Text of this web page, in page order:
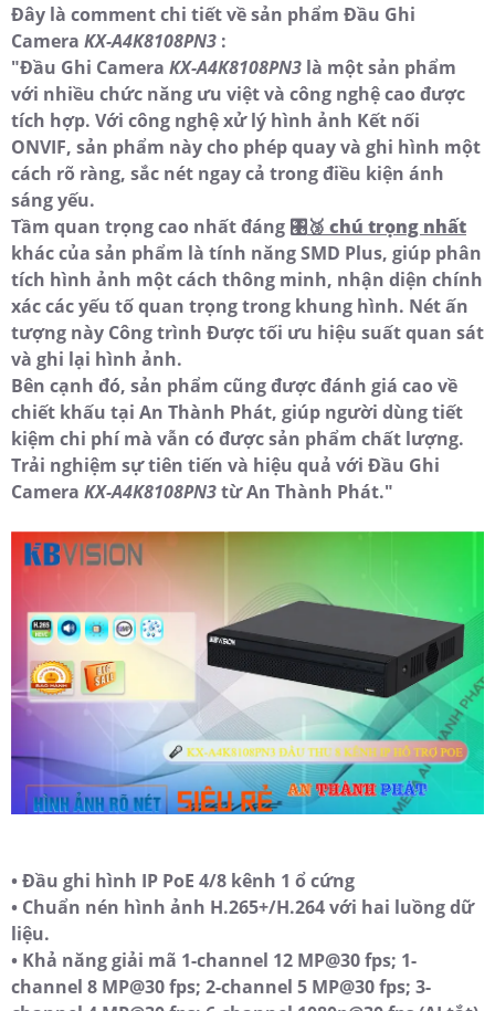
Đây là comment chi tiết về sản phẩm Đầu Ghi
Camera KX-A4K8108PN3 :
"Đầu Ghi Camera KX-A4K8108PN3 là một sản phẩm
với nhiều chức năng ưu việt và công nghệ cao được
tích hợp. Với công nghệ xử lý hình ảnh Kết nối
ONVIF, sản phẩm này cho phép quay và ghi hình một
cách rõ ràng, sắc nét ngay cả trong điều kiện ánh
sáng yếu.
Tầm quan trọng cao nhất đáng 🎛🥉 chú trọng nhất
khác của sản phẩm là tính năng SMD Plus, giúp phân
tích hình ảnh một cách thông minh, nhận diện chính
xác các yếu tố quan trọng trong khung hình. Nét ấn
tượng này Công trình Được tối ưu hiệu suất quan sát
và ghi lại hình ảnh.
Bên cạnh đó, sản phẩm cũng được đánh giá cao về
chiết khấu tại An Thành Phát, giúp người dùng tiết
kiệm chi phí mà vẫn có được sản phẩm chất lượng.
Trải nghiệm sự tiên tiến và hiệu quả với Đầu Ghi
Camera KX-A4K8108PN3từ An Thành Phát."
• Đầu ghi hình IP PoE 4/8 kênh 1 ổ cứng
• Chuẩn nén hình ảnh H.265+/H.264 với hai luồng dữ
liệu.
• Khả năng giải mã 1-channel 12 MP@30 fps; 1-
channel 8 MP@30 fps; 2-channel 5 MP@30 fps; 3-